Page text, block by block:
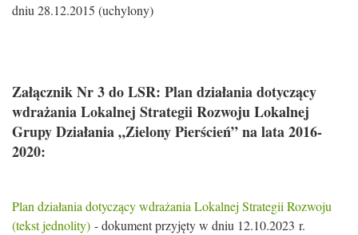
dniu 28.12.2015 (uchylony)
Załącznik Nr 3 do LSR: Plan działania dotyczący
wdrażania Lokalnej Strategii Rozwoju Lokalnej
Grupy Działania „Zielony Pierścień” na lata 2016-
2020:
Plan działania dotyczący wdrażania Lokalnej Strategii Rozwoju
(tekst jednolity) - dokument przyjęty w dniu 12.10.2023 r.